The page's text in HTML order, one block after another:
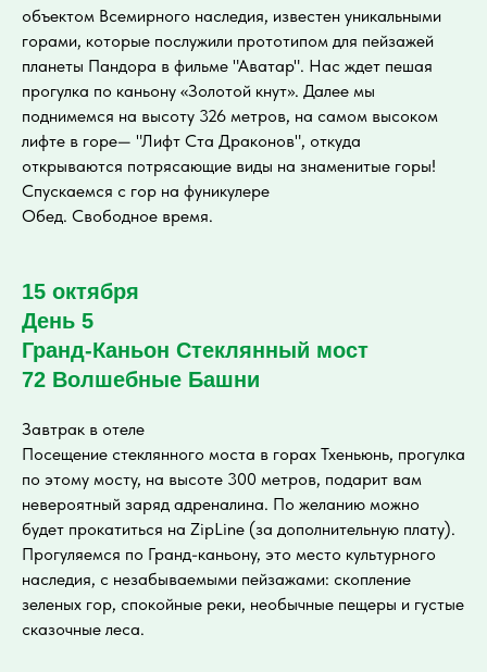
объектом Всемирного наследия, известен уникальными
горами, которые послужили прототипом для пейзажей
планеты Пандора в фильме "Аватар". Нас ждет пешая
прогулка по каньону «Золотой кнут». Далее мы
поднимемся на высоту 326 метров, на самом высоком
лифте в горе— "Лифт Ста Драконов", откуда
открываются потрясающие виды на знаменитые горы!
Спускаемся с гор на фуникулере
Обед. Свободное время.
15 октября
День 5
Гранд-Каньон Стеклянный мост
72 Волшебные Башни
Завтрак в отеле
Посещение стеклянного моста в горах Тхеньюнь, прогулка
по этому мосту, на высоте 300 метров, подарит вам
невероятный заряд адреналина. По желанию можно
будет прокатиться на ZipLine (за дополнительную плату).
Прогуляемся по Гранд-каньону, это место культурного
наследия, с незабываемыми пейзажами: скопление
зеленых гор, спокойные реки, необычные пещеры и густые
сказочные леса.